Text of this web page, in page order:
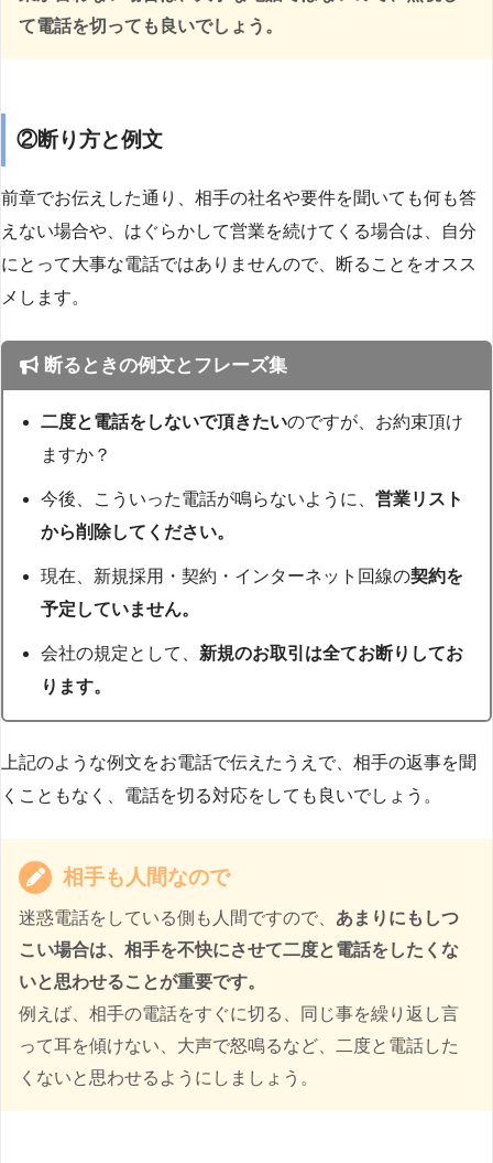
て電話を切っても良いでしょう。
②断り方と例文
前章でお伝えした通り、相手の社名や要件を聞いても何も答
えない場合や、はぐらかして営業を続けてくる場合は、自分
にとって大事な電話ではありませんので、断ることをオスス
メします。
断るときの例文とフレーズ集
二度と電話をしないで頂きたいのですが、お約束頂け
ますか？
今後、こういった電話が鳴らないように、営業リスト
から削除してください。
現在、新規採用・契約・インターネット回線の契約を
予定していません。
会社の規定として、 新規のお取引は全てお断りしてお
ります。
上記のような例文をお電話で伝えたうえで、相手の返事を聞
くこともなく、電話を切る対応をしても良いでしょう。
相手も人間なので
迷惑電話をしている側も人間ですので、 あまりにもしつ
こい場合は、相手を不快にさせて二度と電話をしたくな
いと思わせることが重要です。
例えば、相手の電話をすぐに切る、同じ事を繰り返し言
って耳を傾けない、大声で怒鳴るなど、二度と電話した
くないと思わせるようにしましょう。